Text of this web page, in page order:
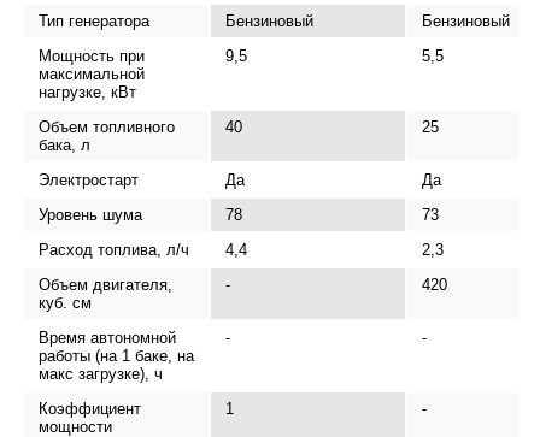
Тип генератора Бензиновый
Бензиновый
Мощность при
максимальной
нагрузке, кВт
9,5 5,5
Объем топливного
бака, л
40 25
Электростарт Да
Да
Уровень шума
78
73
Расход топлива, л/ч
4,4
2,3
Объем двигателя,
куб. см
- 420
Время автономной
работы (на 1 баке, на
макс загрузке), ч
- -
Коэффициент
мощности
1 -